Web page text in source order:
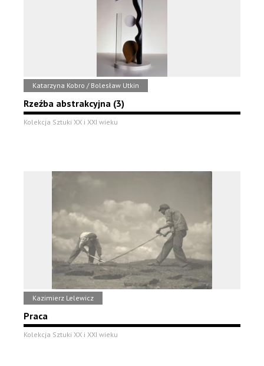
Katarzyna Kobro / Bolesław Utkin
Rzeźba abstrakcyjna (3)
Kolekcja Sztuki XX i XXI wieku
Kazimierz Lelewicz
Praca
Kolekcja Sztuki XX i XXI wieku